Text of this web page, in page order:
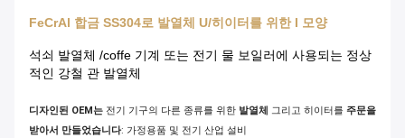
FeCrAl 합금 SS304로 발열체 U/히이터를 위한 I 모양
석쇠 발열체 /coffe 기계 또는 전기 물 보일러에 사용되는 정상
적인 강철 관 발열체
디자인된 OEM는 전기 기구의 다른 종류를 위한 발열체 그리고 히이터를 주문을
받아서 만들었습니다: 가정용품 및 전기 산업 설비